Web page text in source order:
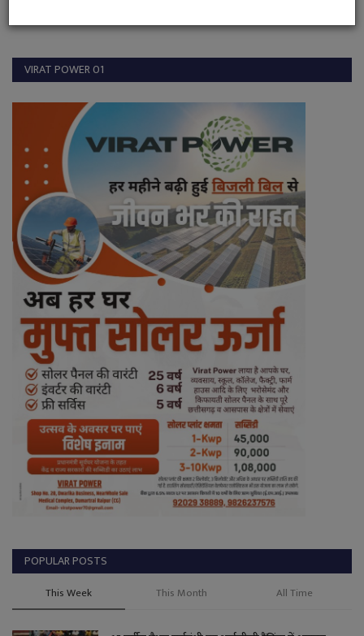
VIRAT POWER 01
POPULAR POSTS
This Week This Month All Time